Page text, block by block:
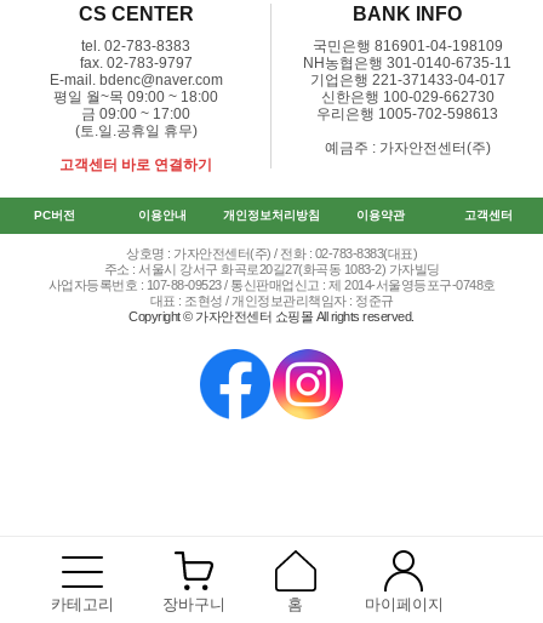
카테고리 장바구니 홈 마이페이지
CS CENTER
tel. 02-783-8383
fax. 02-783-9797
E-mail. bdenc@naver.com
평일 월~목 09:00 ~ 18:00
금 09:00 ~ 17:00
(토.일.공휴일 휴무)
고객센터 바로 연결하기
BANK INFO
국민은행 816901-04-198109
NH농협은행 301-0140-6735-11
기업은행 221-371433-04-017
신한은행 100-029-662730
우리은행 1005-702-598613
예금주 : 가자안전센터(주)
PC버전 이용안내 개인정보처리방침 이용약관 고객센터
상호명 : 가자안전센터(주) / 전화 : 02-783-8383(대표)
주소 : 서울시 강서구 화곡로20길27(화곡동 1083-2) 가자빌딩
사업자등록번호 : 107-88-09523 / 통신판매업신고 : 제 2014-서울영등포구-0748호
대표 : 조현성 / 개인정보관리책임자 : 정준규
Copyright © 가자안전센터 쇼핑몰 All rights reserved.